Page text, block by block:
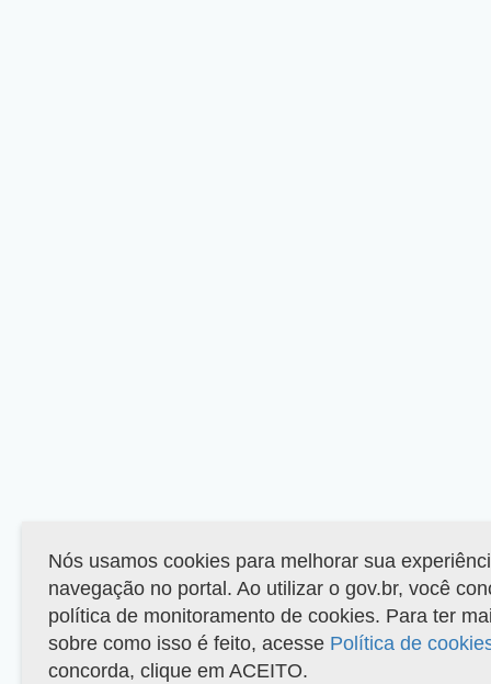
Nós usamos cookies para melhorar sua
navegação no portal. Ao utilizar o gov.br, você
política de monitoramento de cookies. Para ter
sobre como isso é feito, acesse Política de
concorda, clique em ACEITO.